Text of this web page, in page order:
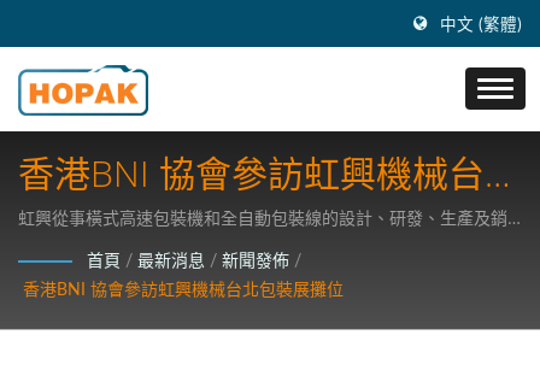
中文 (繁體)
香港BNI 協會參訪虹興機械台北
包裝展攤位
虹興從事橫式高速包裝機和全自動包裝線的設計、研發、生產及銷
售事業，注重研發高科技包裝機器。
首頁 / 最新消息 / 新聞發佈 /
香港BNI 協會參訪虹興機械台北包裝展攤位